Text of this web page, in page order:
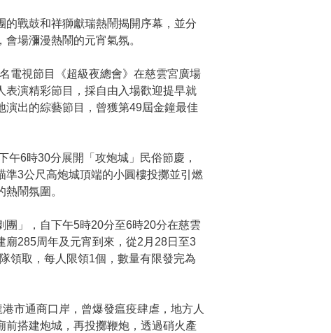
戰鼓和祥獅獻瑞熱鬧揭開序幕，並分
場瀰漫熱鬧的元宵氣氛。
電視節目 《超級夜總會》 在慈雲宮廣場
演精彩節目，採自由入場歡迎提早就
演出的綜藝節目，曾獲第49屆金鐘最佳
6時30分展開「攻炮城」民俗節慶，
3公尺高炮城頂端的小圓樓投擲並引燃
鬧氛圍。
」，自下午5時20分至6時20分在慈雲
廟285周年及元宵到來，從2月28日至3
領取，每人限領1個，數量有限發完為
市通商口岸，曾爆發瘟疫肆虐，地方人
搭建炮城，再投擲鞭炮，透過硝火產